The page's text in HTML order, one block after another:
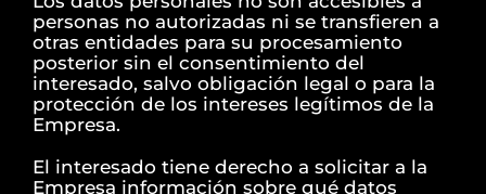
personas no autorizadas ni se transfieren a
otras entidades para su procesamiento
posterior sin el consentimiento del
interesado, salvo obligación legal o para la
protección de los intereses legítimos de la
Empresa.
El interesado tiene derecho a solicitar a la
Empresa información sobre qué datos